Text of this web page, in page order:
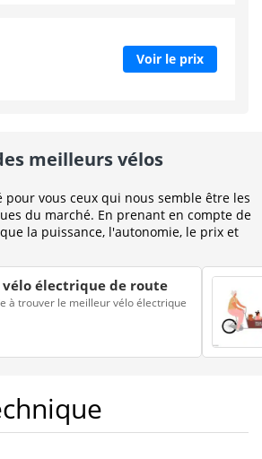
Voir le prix
meilleurs vélos
pour vous ceux qui nous semble être les
du marché. En prenant en compte de
la puissance, l'autonomie, le prix et
électrique de route
à trouver le meilleur vélo électrique